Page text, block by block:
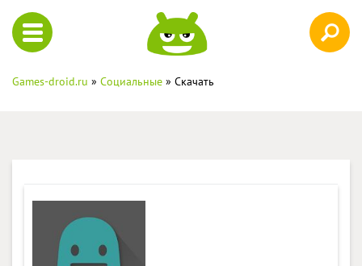
Games-droid.ru » Социальные » Скачать